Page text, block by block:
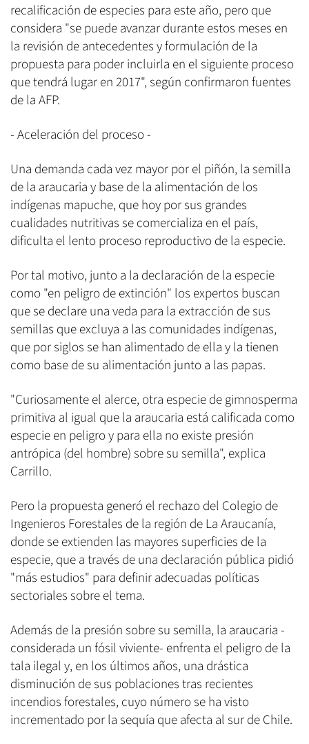
recalificación de especies para este año, pero que
considera "se puede avanzar durante estos meses en
la revisión de antecedentes y formulación de la
propuesta para poder incluirla en el siguiente proceso
que tendrá lugar en 2017", según confirmaron fuentes
de la AFP.
- Aceleración del proceso -
Una demanda cada vez mayor por el piñón, la semilla
de la araucaria y base de la alimentación de los
indígenas mapuche, que hoy por sus grandes
cualidades nutritivas se comercializa en el país,
dificulta el lento proceso reproductivo de la especie.
Por tal motivo, junto a la declaración de la especie
como "en peligro de extinción" los expertos buscan
que se declare una veda para la extracción de sus
semillas que excluya a las comunidades indígenas,
que por siglos se han alimentado de ella y la tienen
como base de su alimentación junto a las papas.
"Curiosamente el alerce, otra especie de gimnosperma
primitiva al igual que la araucaria está calificada como
especie en peligro y para ella no existe presión
antrópica (del hombre) sobre su semilla", explica
Carrillo.
Pero la propuesta generó el rechazo del Colegio de
Ingenieros Forestales de la región de La Araucanía,
donde se extienden las mayores superficies de la
especie, que a través de una declaración pública pidió
"más estudios" para definir adecuadas políticas
sectoriales sobre el tema.
Además de la presión sobre su semilla, la araucaria -
considerada un fósil viviente- enfrenta el peligro de la
tala ilegal y, en los últimos años, una drástica
disminución de sus poblaciones tras recientes
incendios forestales, cuyo número se ha visto
incrementado por la sequía que afecta al sur de Chile.